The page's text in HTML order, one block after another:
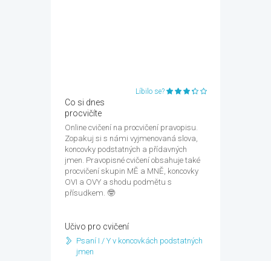
Líbilo se?
Co si dnes
procvičíte
Online cvičení na procvičení pravopisu.
Zopakuj si s námi vyjmenovaná slova,
koncovky podstatných a přídavných
jmen. Pravopisné cvičení obsahuje také
procvičení skupin MĚ a MNĚ, koncovky
OVI a OVY a shodu podmětu s
přísudkem. 🤓
Učivo pro cvičení
Psaní I / Y v koncovkách podstatných
jmen